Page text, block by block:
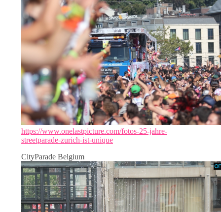
https://www.onelastpicture.com/fotos-25-jahre-
streetparade-zurich-ist-unique
CityParade Belgium